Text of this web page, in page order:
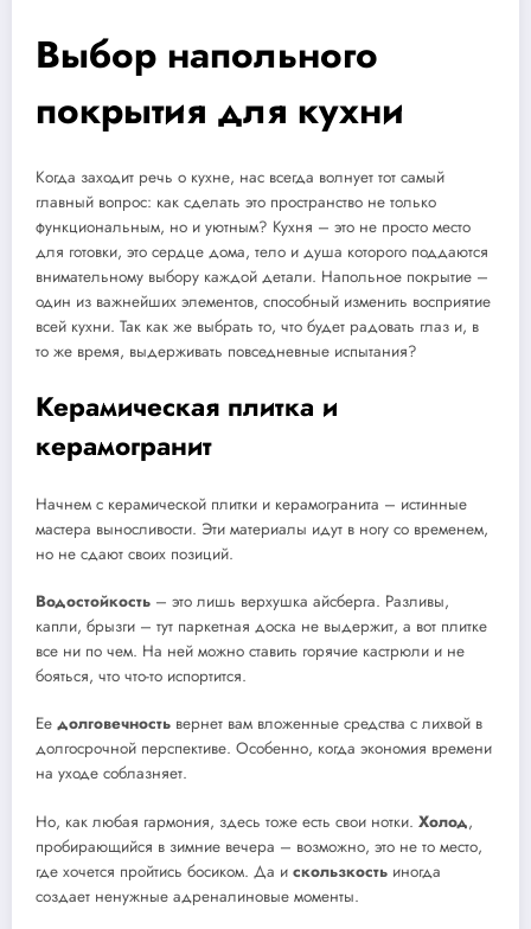
Выбор напольного
покрытия для кухни
Когда заходит речь о кухне, нас всегда волнует тот самый
главный вопрос: как сделать это пространство не только
функциональным, но и уютным? Кухня – это не просто место
для готовки, это сердце дома, тело и душа которого поддаются
внимательному выбору каждой детали. Напольное покрытие –
один из важнейших элементов, способный изменить восприятие
всей кухни. Так как же выбрать то, что будет радовать глаз и, в
то же время, выдерживать повседневные испытания?
Керамическая плитка и
керамогранит
Начнем с керамической плитки и керамогранита – истинные
мастера выносливости. Эти материалы идут в ногу со временем,
но не сдают своих позиций.
Водостойкость – это лишь верхушка айсберга. Разливы,
капли, брызги – тут паркетная доска не выдержит, а вот плитке
все ни по чем. На ней можно ставить горячие кастрюли и не
бояться, что что-то испортится.
Ее долговечность вернет вам вложенные средства с лихвой в
долгосрочной перспективе. Особенно, когда экономия времени
на уходе соблазняет.
Но, как любая гармония, здесь тоже есть свои нотки. Холод,
пробирающийся в зимние вечера – возможно, это не то место,
где хочется пройтись босиком. Да и скользкость иногда
создает ненужные адреналиновые моменты.